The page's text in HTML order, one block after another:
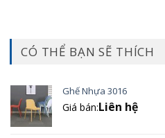
CÓ THỂ BẠN SẼ THÍCH
Ghế Nhựa 3016
Giá bán:Liên hệ